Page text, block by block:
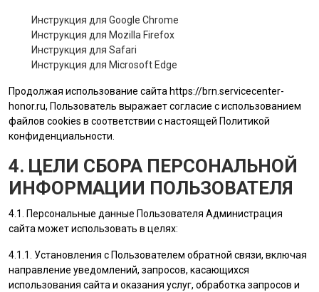
Инструкция для Google Chrome
Инструкция для Mozilla Firefox
Инструкция для Safari
Инструкция для Microsoft Edge
Продолжая использование сайта https://brn.servicecenter-
honor.ru, Пользователь выражает согласие с использованием
файлов cookies в соответствии с настоящей Политикой
конфиденциальности.
4. ЦЕЛИ СБОРА ПЕРСОНАЛЬНОЙ
ИНФОРМАЦИИ ПОЛЬЗОВАТЕЛЯ
4.1. Персональные данные Пользователя Администрация
сайта может использовать в целях:
4.1.1. Установления с Пользователем обратной связи, включая
направление уведомлений, запросов, касающихся
использования сайта и оказания услуг, обработка запросов и